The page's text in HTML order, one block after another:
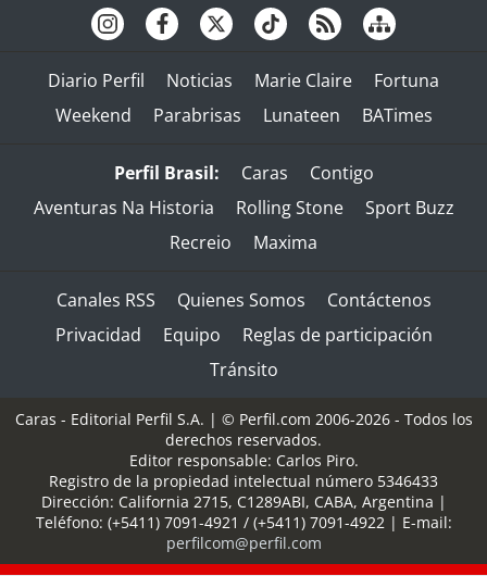
Diario Perfil Noticias Marie Claire
Fortuna
Weekend
Parabrisas Lunateen BATimes
Perfil Brasil: Caras
Contigo
Aventuras Na Historia
Rolling Stone
Sport Buzz
Recreio
Maxima
Canales RSS Quienes Somos
Contáctenos
Privacidad
Equipo
Reglas de participación
Tránsito
Caras - Editorial Perfil S.A. | © Perfil.com 2006-2026 - Todos los
derechos reservados.
Editor responsable: Carlos Piro.
Registro de la propiedad intelectual número 5346433
Dirección: California 2715, C1289ABI, CABA, Argentina |
Teléfono: (+5411) 7091-4921 / (+5411) 7091-4922 | E-mail:
perfilcom@perfil.com